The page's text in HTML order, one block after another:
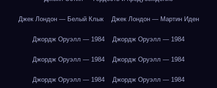
Джек Лондон — Белый Клык Джек Лондон — Мартин Иден
Джордж Оруэлл — 1984 Джордж Оруэлл — 1984
Джордж Оруэлл — 1984 Джордж Оруэлл — 1984
Джордж Оруэлл — 1984 Джордж Оруэлл — 1984